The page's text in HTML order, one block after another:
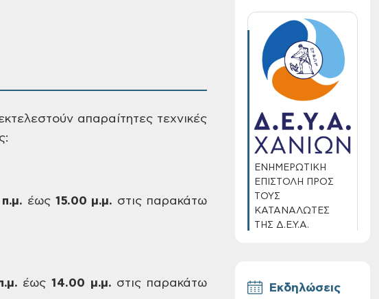
απαραίτητες τεχνικές
έως15.00 μ.μ. στις παρακάτω
έως 14.00 μ.μ. στις παρακάτω
ΕΝΗΜΕΡΩΤΙΚΗ
ΕΠΙΣΤΟΛΗ ΠΡΟΣ
ΤΟΥΣ
ΚΑΤΑΝΑΛΩΤΕΣ
ΤΗΣ Δ.Ε.Υ.Α.
Εκδηλώσεις